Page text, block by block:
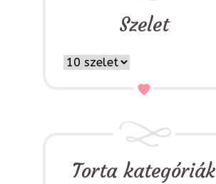
Szelet
Torta kategóriák